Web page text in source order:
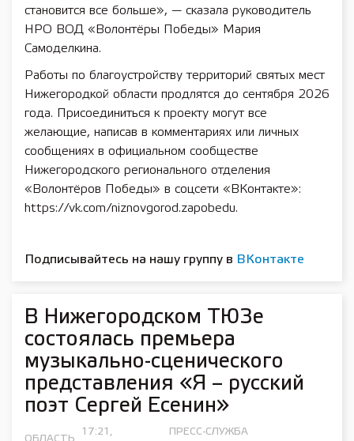
становится все больше», — сказала руководитель
НРО ВОД «Волонтёры Победы» Мария
Самоделкина.
Работы по благоустройству территорий святых мест
Нижегородкой области продлятся до сентября 2026
года. Присоединиться к проекту могут все
желающие, написав в комментариях или личных
сообщениях в официальном сообществе
Нижегородского регионального отделения
«Волонтёров Победы» в соцсети «ВКонтакте»:
https://vk.com/niznovgorod.zapobedu.
Подписывайтесь на нашу группу в ВКонтакте
В Нижегородском ТЮЗе
состоялась премьера
музыкально-сценического
представления «Я – русский
поэт Сергей Есенин»
ОБЛАСТЬ
17:21, ПРЕСС-СЛУЖБА